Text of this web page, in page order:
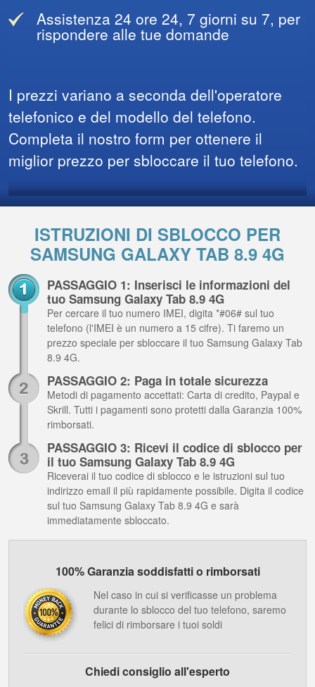
Assistenza 24 ore 24, 7 giorni su 7, per
rispondere alle tue domande
I prezzi variano a seconda dell'operatore
telefonico e del modello del telefono.
Completa il nostro form per ottenere il
miglior prezzo per sbloccare il tuo telefono.
ISTRUZIONI DI SBLOCCO PER
SAMSUNG GALAXY TAB 8.9 4G
PASSAGGIO 1: Inserisci le informazioni del
tuo Samsung Galaxy Tab 8.9 4G
Per cercare il tuo numero IMEI, digita *#06# sul tuo
telefono (l'IMEI è un numero a 15 cifre). Ti faremo un
prezzo speciale per sbloccare il tuo Samsung Galaxy Tab
8.9 4G.
PASSAGGIO 2: Paga in totale sicurezza
Metodi di pagamento accettati: Carta di credito, Paypal e
Skrill. Tutti i pagamenti sono protetti dalla Garanzia 100%
rimborsati.
PASSAGGIO 3: Ricevi il codice di sblocco per
il tuo Samsung Galaxy Tab 8.9 4G
Riceverai il tuo codice di sblocco e le istruzioni sul tuo
indirizzo email il più rapidamente possibile. Digita il codice
sul tuo Samsung Galaxy Tab 8.9 4G e sarà
immediatamente sbloccato.
100% Garanzia soddisfatti o rimborsati
Nel caso in cui si verificasse un problema
durante lo sblocco del tuo telefono, saremo
felici di rimborsare i tuoi soldi
Chiedi consiglio all'esperto